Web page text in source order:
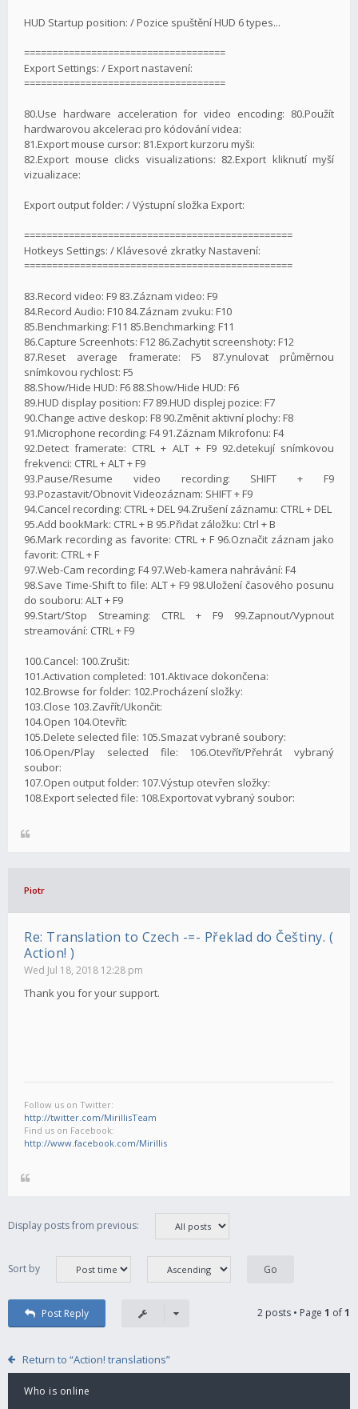
HUD Startup position: / Pozice spuštění HUD 6 types...
====================================
Export Settings: / Export nastavení:
====================================
80.Use hardware acceleration for video encoding: 80.Použít
hardwarovou akceleraci pro kódování videa:
81.Export mouse cursor: 81.Export kurzoru myši:
82.Export mouse clicks visualizations: 82.Export kliknutí myší
vizualizace:
Export output folder: / Výstupní složka Export:
================================================
Hotkeys Settings: / Klávesové zkratky Nastavení:
================================================
83.Record video: F9 83.Záznam video: F9
84.Record Audio: F10 84.Záznam zvuku: F10
85.Benchmarking: F11 85.Benchmarking: F11
86.Capture Screenhots: F12 86.Zachytit screenshoty: F12
87.Reset average framerate: F5 87.ynulovat průměrnou
snímkovou rychlost: F5
88.Show/Hide HUD: F6 88.Show/Hide HUD: F6
89.HUD display position: F7 89.HUD displej pozice: F7
90.Change active deskop: F8 90.Změnit aktivní plochy: F8
91.Microphone recording: F4 91.Záznam Mikrofonu: F4
92.Detect framerate: CTRL + ALT + F9 92.detekují snímkovou
frekvenci: CTRL + ALT + F9
93.Pause/Resume video recording: SHIFT + F9
93.Pozastavit/Obnovit Videozáznam: SHIFT + F9
94.Cancel recording: CTRL + DEL 94.Zrušení záznamu: CTRL + DEL
95.Add bookMark: CTRL + B 95.Přidat záložku: Ctrl + B
96.Mark recording as favorite: CTRL + F 96.Označit záznam jako
favorit: CTRL + F
97.Web-Cam recording: F4 97.Web-kamera nahrávání: F4
98.Save Time-Shift to file: ALT + F9 98.Uložení časového posunu
do souboru: ALT + F9
99.Start/Stop Streaming: CTRL + F9 99.Zapnout/Vypnout
streamování: CTRL + F9
100.Cancel: 100.Zrušit:
101.Activation completed: 101.Aktivace dokončena:
102.Browse for folder: 102.Procházení složky:
103.Close 103.Zavřít/Ukončit:
104.Open 104.Otevřít:
105.Delete selected file: 105.Smazat vybrané soubory:
106.Open/Play selected file: 106.Otevřít/Přehrát vybraný
soubor:
107.Open output folder: 107.Výstup otevřen složky:
108.Export selected file: 108.Exportovat vybraný soubor:
Piotr
Re: Translation to Czech -=- Překlad do Češtiny. (
Action! )
Wed Jul 18, 2018 12:28 pm
Thank you for your support.
Follow us on Twitter:
http://twitter.com/MirillisTeam
Find us on Facebook:
http://www.facebook.com/Mirillis
Display posts from previous:
Sort by
Post Reply 2 posts • Page 1 of1
Return to “Action! translations”
Who is online